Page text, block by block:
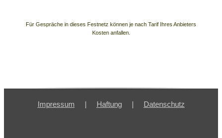
Für Gespräche in dieses Festnetz können je nach Tarif Ihres Anbieters
Kosten anfallen.
Impressum Haftung Datenschutz